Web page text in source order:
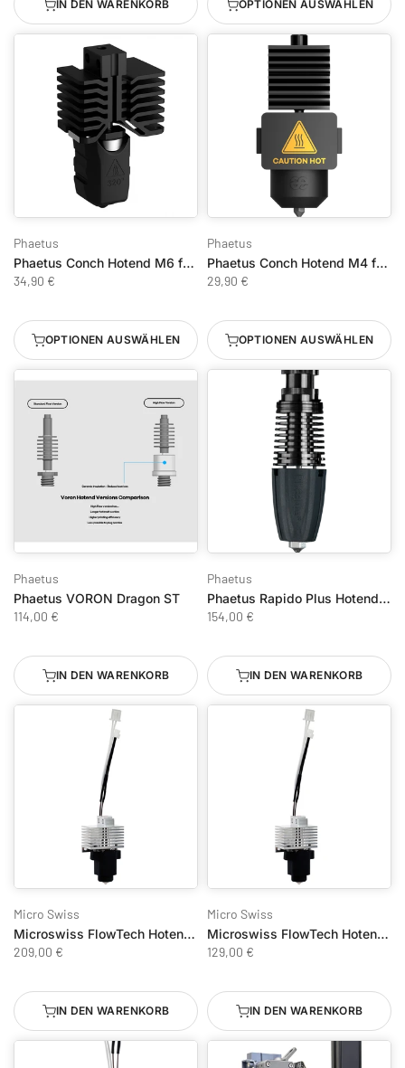
IN DEN WARENKORB OPTIONEN AUSWÄHLEN
Phaetus
Phaetus Conch Hotend M6 für Bambu Lab X1/P1
34,90 €
OPTIONEN AUSWÄHLEN
Phaetus
Phaetus Conch Hotend M4 für Bambu Lab A1/A1 Mini
29,90 €
OPTIONEN AUSWÄHLEN
Phaetus
Phaetus VORON Dragon ST
114,00 €
IN DEN WARENKORB
Phaetus
Phaetus Rapido Plus Hotend 2 UHF
154,00 €
IN DEN WARENKORB
Micro Swiss
Microswiss FlowTech Hotend Bambu Lab X1/X1C - DiamondBack - Standard Flow
209,00 €
IN DEN WARENKORB
Micro Swiss
Microswiss FlowTech Hotend Bambu Lab X1/X1C - CM2 CHT - Hartspitze - Hochdurchsatz
129,00 €
IN DEN WARENKORB